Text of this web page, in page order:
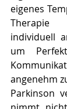
eigenes
individuell
um
angenehm
Parkinson